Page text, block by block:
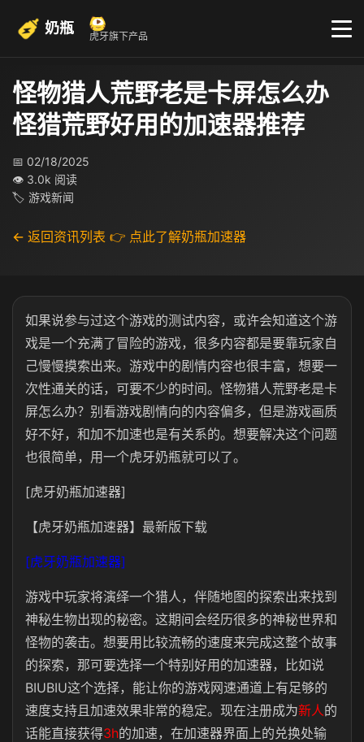
奶瓶 虎牙旗下产品
怪物猎人荒野老是卡屏怎么办
怪猎荒野好用的加速器推荐
📅 02/18/2025
👁 3.0k 阅读
🏷 游戏新闻
← 返回资讯列表 👉 点此了解奶瓶加速器
如果说参与过这个游戏的测试内容，或许会知道这个游
戏是一个充满了冒险的游戏，很多内容都是要靠玩家自
己慢慢摸索出来。游戏中的剧情内容也很丰富，想要一
次性通关的话，可要不少的时间。怪物猎人荒野老是卡
屏怎么办？别看游戏剧情向的内容偏多，但是游戏画质
好不好，和加不加速也是有关系的。想要解决这个问题
也很简单，用一个虎牙奶瓶就可以了。
[虎牙奶瓶加速器]
【虎牙奶瓶加速器】最新版下载
[虎牙奶瓶加速器]
游戏中玩家将演绎一个猎人，伴随地图的探索出来找到
神秘生物出现的秘密。这期间会经历很多的神秘世界和
怪物的袭击。想要用比较流畅的速度来完成这整个故事
的探索，那可要选择一个特别好用的加速器，比如说
BIUBIU这个选择，能让你的游戏网速通道上有足够的
速度支持且加速效果非常的稳定。现在注册成为新人的
话能直接获得3h的加速，在加速器界面上的兑换处输